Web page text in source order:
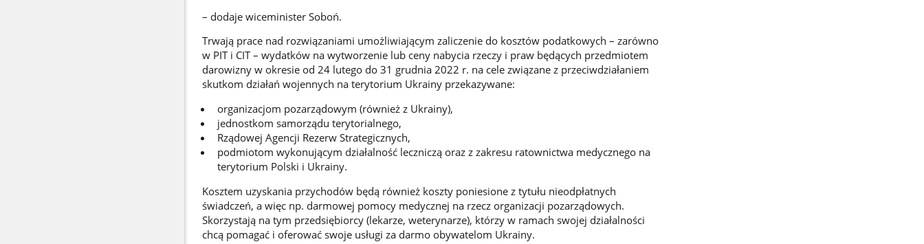
– dodaje wiceminister Soboń.
Trwają prace nad rozwiązaniami umożliwiającym zaliczenie do kosztów podatkowych – zarówno
w PIT i CIT – wydatków na wytworzenie lub ceny nabycia rzeczy i praw będących przedmiotem
darowizny w okresie od 24 lutego do 31 grudnia 2022 r. na cele związane z przeciwdziałaniem
skutkom działań wojennych na terytorium Ukrainy przekazywane:
organizacjom pozarządowym (również z Ukrainy),
jednostkom samorządu terytorialnego,
Rządowej Agencji Rezerw Strategicznych,
podmiotom wykonującym działalność leczniczą oraz z zakresu ratownictwa medycznego na
terytorium Polski i Ukrainy.
Kosztem uzyskania przychodów będą również koszty poniesione z tytułu nieodpłatnych
świadczeń, a więc np. darmowej pomocy medycznej na rzecz organizacji pozarządowych.
Skorzystają na tym przedsiębiorcy (lekarze, weterynarze), którzy w ramach swojej działalności
chcą pomagać i oferować swoje usługi za darmo obywatelom Ukrainy.